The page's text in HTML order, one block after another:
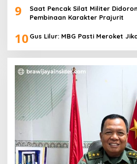
9
Saat Pencak Silat Militer
Pembinaan Karakter Prajurit
10 Gus Lilur: MBG Pasti Meroket